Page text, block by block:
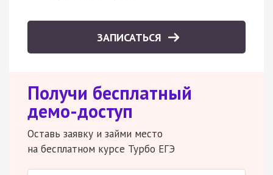
ЗАПИСАТЬСЯ
Получи бесплатный
демо-доступ
Оставь заявку и займи место
на бесплатном курсе Турбо ЕГЭ